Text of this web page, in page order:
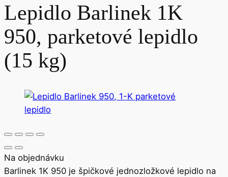
Lepidlo Barlinek 1K
950, parketové lepidlo
(15 kg)
Na objednávku
Barlinek 1K 950 je špičkové jednozložkové lepidlo na